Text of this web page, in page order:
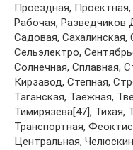
Проездная,
Рабочая, Разведчиков
Садовая,
Сельэлектро,
Солнечная, Сплавная,
Кирзавод, Степная,
Таганская, Таёжная,
Тимирязева[47], Тихая,
Транспортная,
Центральная,